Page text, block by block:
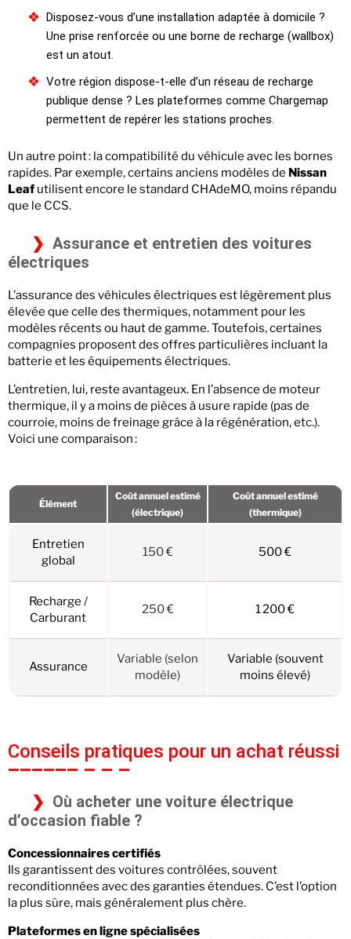
Disposez-vous d’une installation adaptée à domicile ?
Une prise renforcée ou une borne de recharge (wallbox)
est un atout.
Votre région dispose-t-elle d’un réseau de recharge
publique dense ? Les plateformes comme Chargemap
permettent de repérer les stations proches.
Un autre point : la compatibilité du véhicule avec les bornes
rapides. Par exemple, certains anciens modèles de Nissan
Leaf utilisent encore le standard CHAdeMO, moins répandu
que le CCS.
Assurance et entretien des voitures
électriques
L’assurance des véhicules électriques est légèrement plus
élevée que celle des thermiques, notamment pour les
modèles récents ou haut de gamme. Toutefois, certaines
compagnies proposent des offres particulières incluant la
batterie et les équipements électriques.
L’entretien, lui, reste avantageux. En l’absence de moteur
thermique, il y a moins de pièces à usure rapide (pas de
courroie, moins de freinage grâce à la régénération, etc.).
Voici une comparaison :
Élément
Coût annuel estimé
(électrique)
Coût annuel estimé
(thermique)
Entretien
global
150 € 500 €
Recharge /
Carburant
250 € 1 200 €
Assurance
Variable (selon
modèle)
Variable (souvent
moins élevé)
Conseils pratiques pour un achat réussi
Où acheter une voiture électrique
d’occasion fiable ?
Concessionnaires certifiés
Ils garantissent des voitures contrôlées, souvent
reconditionnées avec des garanties étendues. C’est l’option
la plus sûre, mais généralement plus chère.
Plateformes en ligne spécialisées